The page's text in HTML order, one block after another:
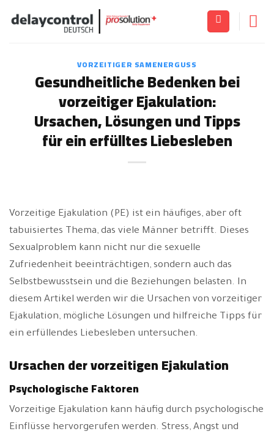
Inhalt
VORZEITIGER SAMENERGUSS
Gesundheitliche Bedenken bei
vorzeitiger Ejakulation:
Ursachen, Lösungen und Tipps
für ein erfülltes Liebesleben
Vorzeitige Ejakulation (PE) ist ein häufiges, aber oft
tabuisiertes Thema, das viele Männer betrifft. Dieses
Sexualproblem kann nicht nur die sexuelle
Zufriedenheit beeinträchtigen, sondern auch das
Selbstbewusstsein und die Beziehungen belasten. In
diesem Artikel werden wir die Ursachen von vorzeitiger
Ejakulation, mögliche Lösungen und hilfreiche Tipps für
ein erfüllendes Liebesleben untersuchen.
Ursachen der vorzeitigen Ejakulation
Psychologische Faktoren
Vorzeitige Ejakulation kann häufig durch psychologische
Einflüsse hervorgerufen werden. Stress, Angst und